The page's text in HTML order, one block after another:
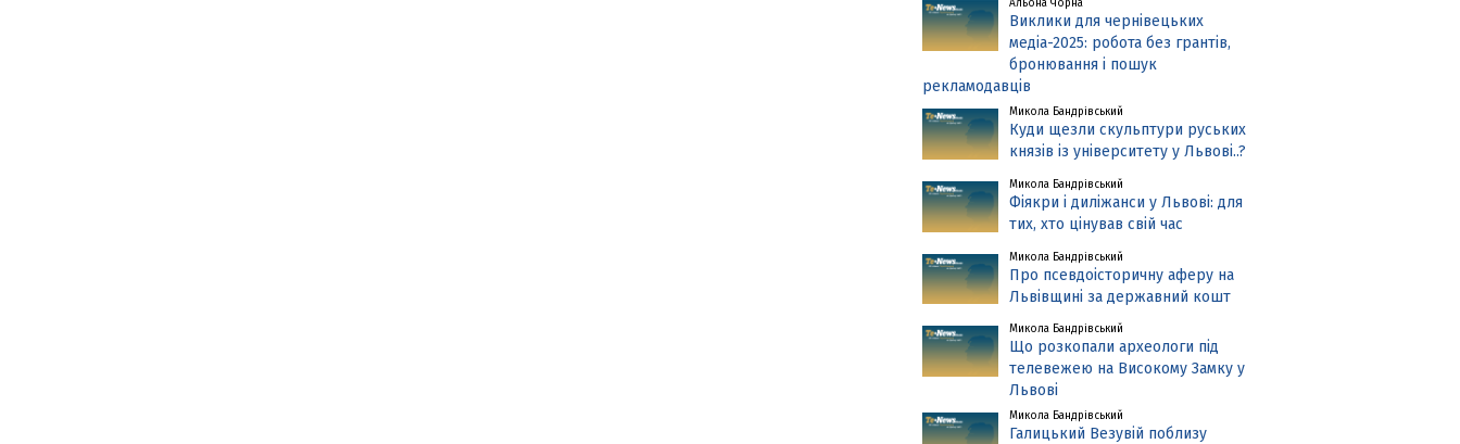
Альона Чорна
Виклики для чернівецьких
медіа-2025: робота без грантів,
бронювання і пошук
рекламодавців
Микола Бандрівський
Куди щезли скульптури руських
князів із університету у Львові..?
Микола Бандрівський
Фіякри і диліжанси у Львові: для
тих, хто цінував свій час
Микола Бандрівський
Про псевдоісторичну аферу на
Львівщині за державний кошт
Микола Бандрівський
Що розкопали археологи під
телевежею на Високому Замку у
Львові
Микола Бандрівський
Галицький Везувій поблизу